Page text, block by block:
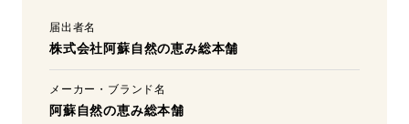
届出者名
株式会社阿蘇自然の恵み総本舗
メーカー・ブランド名
阿蘇自然の恵み総本舗